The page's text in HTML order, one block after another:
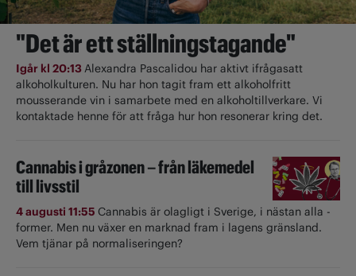
"Det är ett ställningstagande"
Igår kl 20:13 Alexandra Pascalidou har aktivt ifrågasatt
alkoholkulturen. Nu har hon tagit fram ett alkoholfritt
mousserande vin i samarbete med en alkoholtillverkare. Vi
kontaktade henne för att fråga hur hon resonerar kring det.
Cannabis i gråzonen – från läkemedel
till livsstil
4 augusti 11:55 Cannabis är olagligt i ­Sverige, i nästan alla ­
former. Men nu växer en marknad fram i lagens gränsland.
Vem tjänar på normaliseringen?